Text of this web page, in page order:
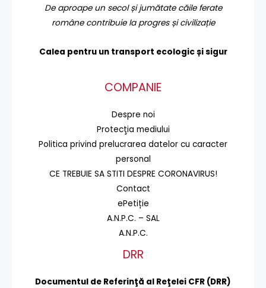
De aproape un secol și jumătate căile ferate
române contribuie la progres și civilizație
Calea pentru un transport ecologic și sigur
COMPANIE
Despre noi
Protecţia mediului
Politica privind prelucrarea datelor cu caracter
personal
CE TREBUIE SA STITI DESPRE CORONAVIRUS!
Contact
ePetiție
A.N.P.C. – SAL
A.N.P.C.
DRR
Documentul de Referinţă al Reţelei CFR (DRR)